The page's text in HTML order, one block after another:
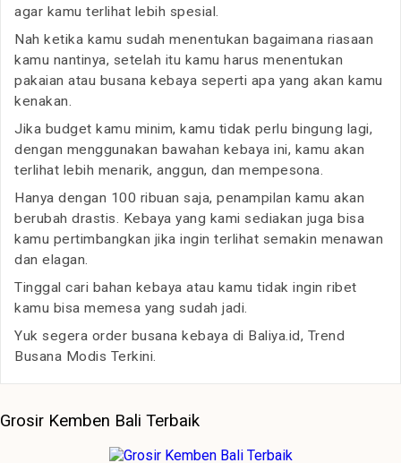
agar kamu terlihat lebih spesial.
Nah ketika kamu sudah menentukan bagaimana riasaan
kamu nantinya, setelah itu kamu harus menentukan
pakaian atau busana kebaya seperti apa yang akan kamu
kenakan.
Jika budget kamu minim, kamu tidak perlu bingung lagi,
dengan menggunakan bawahan kebaya ini, kamu akan
terlihat lebih menarik, anggun, dan mempesona.
Hanya dengan 100 ribuan saja, penampilan kamu akan
berubah drastis. Kebaya yang kami sediakan juga bisa
kamu pertimbangkan jika ingin terlihat semakin menawan
dan elagan.
Tinggal cari bahan kebaya atau kamu tidak ingin ribet
kamu bisa memesa yang sudah jadi.
Yuk segera order busana kebaya di Baliya.id, Trend
Busana Modis Terkini.
Grosir Kemben Bali Terbaik